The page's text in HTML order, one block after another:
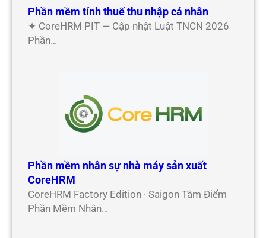
Phần mềm tính thuế thu nhập cá nhân
✦ CoreHRM PIT — Cập nhật Luật TNCN 2026
Phần…
Phần mềm nhân sự nhà máy sản xuất
CoreHRM
CoreHRM Factory Edition · Saigon Tâm Điểm
Phần Mềm Nhân…